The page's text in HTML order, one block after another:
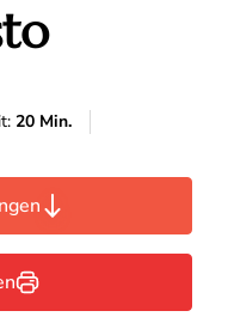
20 Min.